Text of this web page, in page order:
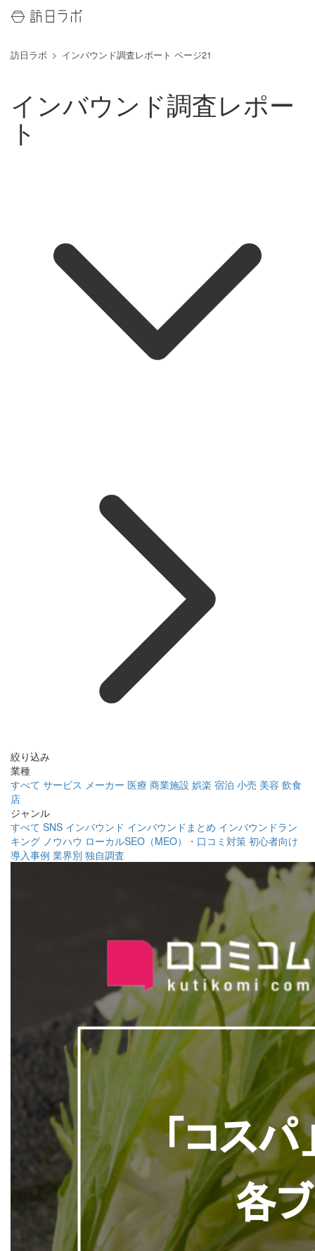
訪日ラボ インバウンド調査レポート ページ21
インバウンド調査レポー
ト
絞り込み
業種
すべて サービス メーカー 医療 商業施設 娯楽 宿泊 小売 美容 飲食
店
ジャンル
すべて SNS インバウンド インバウンドまとめ インバウンドラン
キング ノウハウ ローカルSEO（MEO）・口コミ対策 初心者向け
導入事例 業界別 独自調査